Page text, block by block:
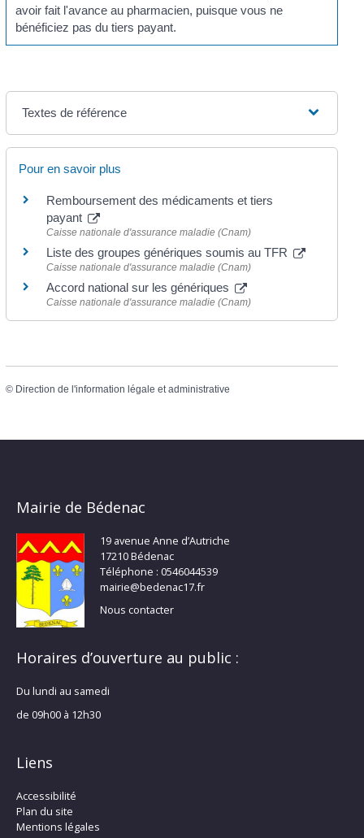
avoir fait l'avance au pharmacien, puisque vous ne
bénéficiez pas du tiers payant.
Textes de référence
Pour en savoir plus
Remboursement des médicaments et tiers
payant
Caisse nationale d'assurance maladie (Cnam)
Liste des groupes génériques soumis au TFR
Caisse nationale d'assurance maladie (Cnam)
Accord national sur les génériques
Caisse nationale d'assurance maladie (Cnam)
© Direction de l'information légale et administrative
Mairie de Bédenac
19 avenue Anne d’Autriche
17210 Bédenac
Téléphone : 0546044539
mairie@bedenac17.fr
Nous contacter
Horaires d’ouverture au public :
Du lundi au samedi
de 09h00 à 12h30
Liens
Accessibilité
Plan du site
Mentions légales